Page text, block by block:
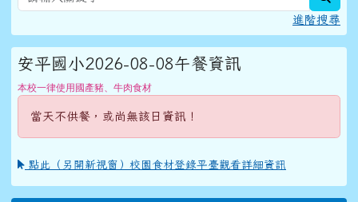
進階搜尋
安平國小2026-08-08午餐資訊
本校一律使用國產豬、牛肉食材
當天不供餐，或尚無該日資訊！
點此（另開新視窗）校園食材登錄平臺觀看詳細資訊